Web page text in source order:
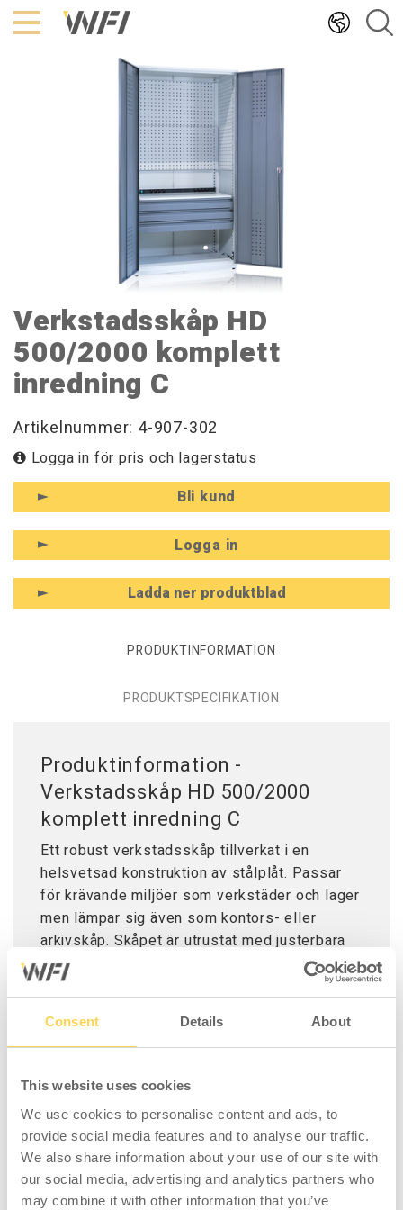
Consent Details About
This website uses cookies
We use cookies to personalise content and ads, to
provide social media features and to analyse our traffic.
We also share information about your use of our site with
our social media, advertising and analytics partners who
may combine it with other information that you’ve
Hoppa
till
Verkstadsskåp HD
500/2000 komplett
inredning C
Artikelnummer: 4-907-302
Logga in för pris och lagerstatus
Bli kund
Logga in
Ladda ner produktblad
PRODUKTINFORMATION
PRODUKTSPECIFIKATION
Produktinformation -
Verkstadsskåp HD 500/2000
komplett inredning C
Ett robust verkstadsskåp tillverkat i en
helsvetsad konstruktion av stålplåt. Passar
för krävande miljöer som verkstäder och lager
men lämpar sig även som kontors- eller
arkivskåp. Skåpet är utrustat med justerbara
fötter som gör att det står stadigt även på
ojämna underlag och klarar en sammanlagd
nyanser. Den mörka nyansen på dörrarna för
att minska risken för smuts och fingeravtryck.
Väggskenor i ryggen gör skåpet flexibelt att
plats.
Skåpet levereras komplett med inredning
enligt specifikation.